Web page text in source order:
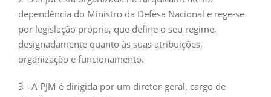
dependência do Ministro da Defesa Nacional e rege-se
por legislação própria, que define o seu regime,
designadamente quanto às suas atribuições,
organização e funcionamento.
3 - A PJM é dirigida por um diretor-geral, cargo de